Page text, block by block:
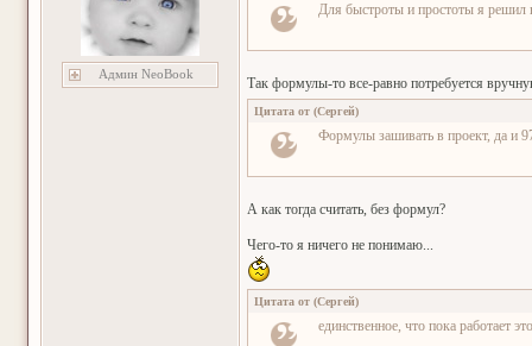
Админ NeoBook
Для быстроты и простоты я решил
Так формулы-то все-равно потребуется
Цитата от (Сергей)
Формулы зашивать в проект, да и
А как тогда считать, без формул?
Чего-то я ничего не понимаю...
Цитата от (Сергей)
единственное, что пока работает